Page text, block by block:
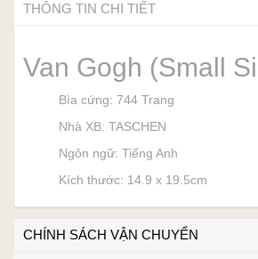
THÔNG TIN CHI TIẾT
Van Gogh (Small
Bìa cứng: 744 Trang
Nhà XB: TASCHEN
Ngôn ngữ: Tiếng Anh
Kích thước: 14.9 x 19.5cm
CHÍNH SÁCH VẬN CHUYỂN